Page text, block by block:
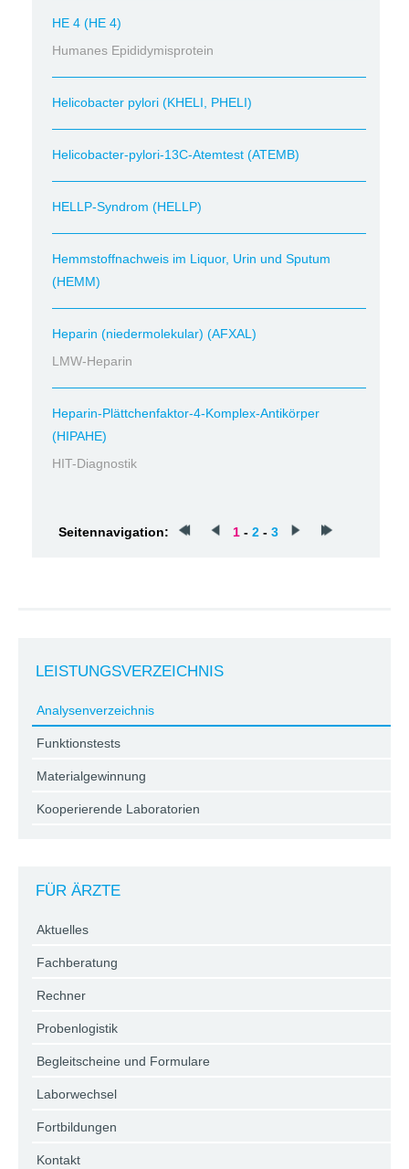
HE 4 (HE 4)
Humanes Epididymisprotein
Helicobacter pylori (KHELI, PHELI)
Helicobacter-pylori-13C-Atemtest (ATEMB)
HELLP-Syndrom (HELLP)
Hemmstoffnachweis im Liquor, Urin und Sputum
(HEMM)
Heparin (niedermolekular) (AFXAL)
LMW-Heparin
Heparin-Plättchenfaktor-4-Komplex-Antikörper
(HIPAHE)
HIT-Diagnostik
Seitennavigation: 1 - 2 - 3
LEISTUNGSVERZEICHNIS
Analysenverzeichnis
Funktionstests
Materialgewinnung
Kooperierende Laboratorien
FÜR ÄRZTE
Aktuelles
Fachberatung
Rechner
Probenlogistik
Begleitscheine und Formulare
Laborwechsel
Fortbildungen
Kontakt